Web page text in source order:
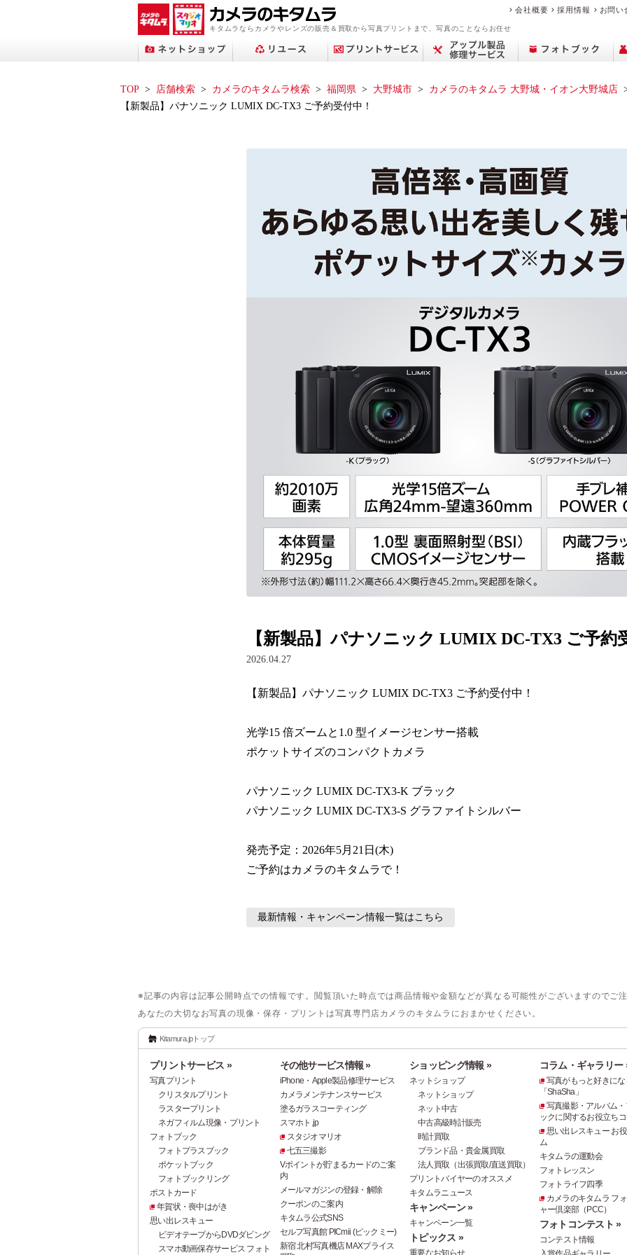
会社概要 採用情報 お問い
キタムラならカメラやレンズの販売＆買取から写真プリントまで、写真のことならお任せ
生活/家事家電 中古カメラ・レンズ 中古時計
い
ブランド品・貴金属
を売りたい
ス
カレンダー
フォトパネル
（PANELO）
遺影写真の作成・加
工
ス
故障かな？と思った
ら
来店事前確認のお願
い
お役立ち情報コラム
フォトブックリング
おなかのフォトブッ
ク
アトリエフォトブッ
ク
撮影の流れ
グ
カメラ買取 時計買取 スマホ買取
TOP 店舗検索 カメラのキタムラ検索 福岡県 大野城市 カメラのキタムラ 大野城・イオン大野城店
【新製品】パナソニック LUMIX DC-TX3 ご予約受付中！
【新製品】パナソニック LUMIX DC-TX3 ご予約
2026.04.27
【新製品】パナソニック LUMIX DC-TX3 ご予約受付中！
光学15 倍ズームと1.0 型イメージセンサー搭載
ポケットサイズのコンパクトカメラ
パナソニック LUMIX DC-TX3-K ブラック
パナソニック LUMIX DC-TX3-S グラファイトシルバー
発売予定：2026年5月21日(木)
ご予約はカメラのキタムラで！
最新情報・キャンペーン情報一覧はこちら
※記事の内容は記事公開時点での情報です。閲覧頂いた時点では商品情報や金額などが異なる可能性がございますのでご注
あなたの大切なお写真の現像・保存・プリントは写真専門店カメラのキタムラにおまかせください。
Kitamura.jpトップ
プリントサービス »
写真プリント
クリスタルプリント
ラスタープリント
ネガフィルム現像・プリント
フォトブック
フォトプラスブック
ポケットブック
フォトブックリング
ポストカード
年賀状・喪中はがき
思い出レスキュー
ビデオテープからDVDダビング
スマホ動画保存サービス フォト
その他サービス情報 »
iPhone・Apple製品修理サービス
カメラメンテナンスサービス
塗るガラスコーティング
スマホト.jp
スタジオマリオ
七五三撮影
Vポイントが貯まるカードのご案
内
メールマガジンの登録・解除
クーポンのご案内
キタムラ公式SNS
セルフ写真館 PICmii (ピックミー)
新宿 北村写真機店 MAXプライス
ショッピング情報 »
ネットショップ
ネットショップ
ネット中古
中古高級時計販売
時計買取
ブランド品・貴金属買取
法人買取（出張買取/直送買取）
プリントバイヤーのオススメ
キタムラニュース
キャンペーン »
キャンペーン一覧
トピックス »
重要なお知らせ
コラム・ギャラリー
写真がもっと好きにな
「ShaSha」
写真撮影・アルバム
ックに関するお役立ち
思い出レスキュー お
ム
キタムラの運動会
フォトレッスン
フォトライフ四季
カメラのキタムラ フ
ャー倶楽部（PCC）
フォトコンテスト »
コンテスト情報